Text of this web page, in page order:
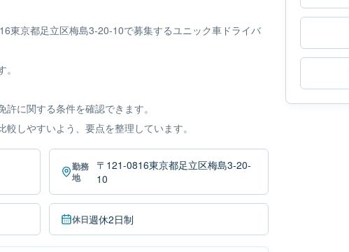
東京都足立区梅島3-20-10で募集するユニック車ドライバ
に関する条件を確認できます。
しやすいよう、要点を整理しています。
勤務
地
〒121-0816東京都足立区梅島3-20-
10
休日週休2日制